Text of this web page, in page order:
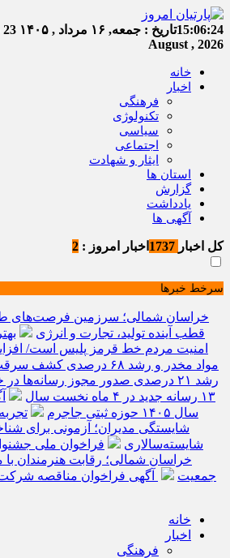
15:06:25تاریخ : جمعه, ۱۶ مرداد , ۱۴۰۵ 23 صفر 1448
August , 2026
خانه
اخبار
فرهنگی
تکنولوژی
سیاسی
اجتماعی
ایثار و شهادت
استان ها
گزارش
یادداشت
آگهی ها
کل اخبار اخبار امروز : 2
سرخط خبرها
خراسان شمالی؛ سرزمین فرصت‌های
قطب آینده تولید، تجارت و انرژی
مواد مخدر و رشد ۶۸ درصدی کشف سرقت در خراسان شمالی
رشد ۲۱ درصدی صدور مجوز رسانه‌ها
۱۳ رسانه جدید در ۴ ماه نخست سال
سال ۱۴۰۵ حوزه ثبتی جاجرم
شایستگی مدیران؛ آزمونی برای
شایسته‌سالاری
فراخوان ملی
خراسان شمالی؛ رقابت هنرمندان با
جمعیت
آگهی فراخوان مناقصه
خانه
اخبار
فرهنگی